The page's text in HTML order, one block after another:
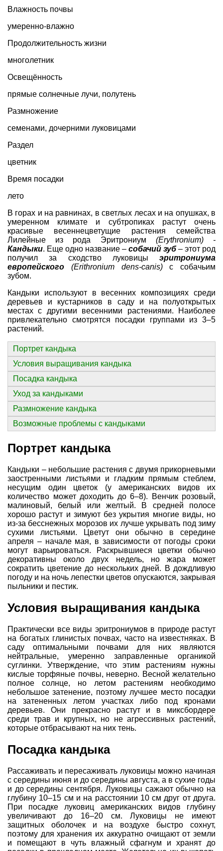
Влажность почвы
умеренно-влажно
Продолжительность жизни
многолетник
Освещённость
прямые солнечные лучи, полутень
Размножение
семенами, дочерними луковицами
Раздел
цветник
Время посадки
лето
В горах и на равнинах, в светлых лесах и на опушках, в
умеренном климате и субтропиках растут очень
красивые весеннецветущие растения семейства
Лилейные из рода Эритрониум
(Erythronium) -
Кандыки. Еще одно название – собачий зуб– этот род
получил за сходство луковицы
эритрониума
европейского (Erithronium dens-canis)с собачьим
зубом.
Кандыки используют в весенних композициях среди
деревьев и кустарников в саду и на полуоткрытых
местах с другими весенними растениями. Наиболее
привлекательно смотрятся посадки группами из 3–5
растений.
Портрет кандыка
Условия выращивания кандыка
Посадка кандыка
Уход за кандыками
Размножение кандыка
Возможные проблемы с кандыками
Портрет кандыка
Кандыки – небольшие растения с двумя прикорневыми
заостренными листьями и гладким прямым стеблем,
несущим один цветок (у американских видов их
количество может доходить до 6–8). Венчик розовый,
малиновый, белый или желтый. В средней полосе
хорошо растут и зимуют без укрытия многие виды, но
из-за бесснежных морозов их лучше укрывать под зиму
сухими листьями. Цветут они обычно в середине
апреля – начале мая, в зависимости от погоды сроки
могут варьироваться. Раскрывшиеся цветки обычно
декоративны около двух недель, но жара может
сократить цветение до нескольких дней. В дождливую
погоду и на ночь лепестки цветов опускаются, закрывая
пыльники и пестик.
Условия выращивания кандыка
Практически все виды эритрониумов в природе растут
на богатых глинистых почвах, часто на известняках. В
саду оптимальными почвами для них являются
нейтральные, умеренно заправленные органикой
суглинки. Утверждение, что этим растениям нужны
кислые торфяные почвы, неверно. Весной желательно
полное солнце, но летом растениям необходимо
небольшое затенение, поэтому лучшее место посадки
на затененных летом участках либо под кронами
деревьев. Они прекрасно растут и в миксбордере
среди трав и крупных, но не агрессивных растений,
которые отбрасывают на них тень.
Посадка кандыка
Рассаживать и пересаживать луковицы можно начиная
с середины июня и до середины августа, а в сухие годы
и до середины сентября. Луковицы сажают обычно на
глубину 10–15 см и на расстоянии 10 см друг от друга.
При посадке луковиц американских видов глубину
увеличивают до 16–20 см. Луковицы не имеют
защитных оболочек и на воздухе быстро сохнут,
поэтому для хранения их аккуратно очищают от земли
и помещают в чуть влажный сфагнум и хранят до